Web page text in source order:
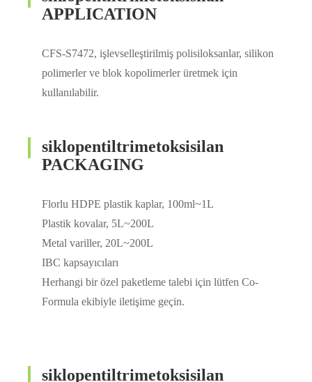
APPLICATION
CFS-S7472, işlevselleştirilmiş polisiloksanlar, silikon
polimerler ve blok kopolimerler üretmek için
kullanılabilir.
siklopentiltrimetoksisilan
PACKAGING
Florlu HDPE plastik kaplar, 100ml~1L
Plastik kovalar, 5L~200L
Metal variller, 20L~200L
IBC kapsayıcıları
Herhangi bir özel paketleme talebi için lütfen Co-
Formula ekibiyle iletişime geçin.
siklopentiltrimetoksisilan